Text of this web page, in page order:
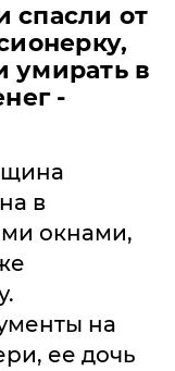
от
умирать в
-
в
окнами,
на
ее дочь